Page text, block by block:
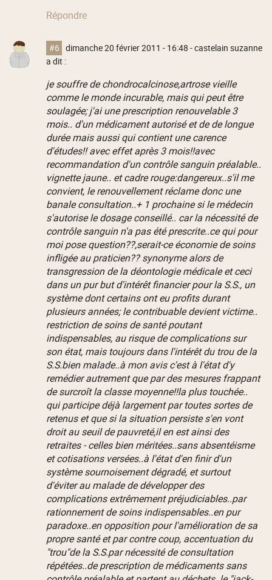
Répondre
#6 dimanche 20 février 2011 - 16:48 - castelain suzanne
a dit :
je souffre de chondrocalcinose,artrose vieille
comme le monde incurable, mais qui peut être
soulagée; j'ai une prescription renouvelable 3
mois.. d'un médicament autorisé et de de longue
durée mais aussi qui contient une carence
d'études!! avec effet après 3 mois!!avec
recommandation d'un contrôle sanguin préalable..
vignette jaune.. et cadre rouge:dangereux..s'il me
convient, le renouvellement réclame donc une
banale consultation..+ 1 prochaine si le médecin
s'autorise le dosage conseillé.. car la nécessité de
contrôle sanguin n'a pas été prescrite..ce qui pour
moi pose question??,serait-ce économie de soins
infligée au praticien?? synonyme alors de
transgression de la déontologie médicale et ceci
dans un pur but d'intérêt financier pour la S.S., un
système dont certains ont eu profits durant
plusieurs années; le contribuable devient victime..
restriction de soins de santé poutant
indispensables, au risque de complications sur
son état, mais toujours dans l'intérêt du trou de la
S.S.bien malade..à mon avis c'est à l'état d'y
remédier autrement que par des mesures frappant
de surcroît la classe moyenne!!la plus touchée..
qui participe déjà largement par toutes sortes de
retenus et que si la situation persiste s'en vont
droit au seuil de pauvreté,il en est ainsi des
retraites - celles bien méritées..sans absentéisme
et cotisations versées..à l'état d'en finir d'un
système sournoisement dégradé, et surtout
d'éviter au malade de développer des
complications extrêmement préjudiciables..par
rationnement de soins indispensables..en pur
paradoxe..en opposition pour l'amélioration de sa
propre santé et par contre coup, accentuation du
"trou"de la S.S.par nécessité de consultation
répétées..de prescription de médicaments sans